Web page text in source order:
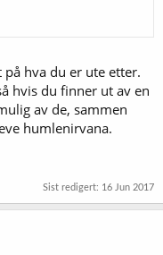
hva du er ute etter.
hvis du finner ut av en
av de, sammen
humlenirvana.
Sist redigert: 16 Jun 2017